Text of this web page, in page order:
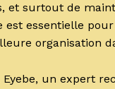
et surtout de
est essentielle
organisation
Eyebe, un expert